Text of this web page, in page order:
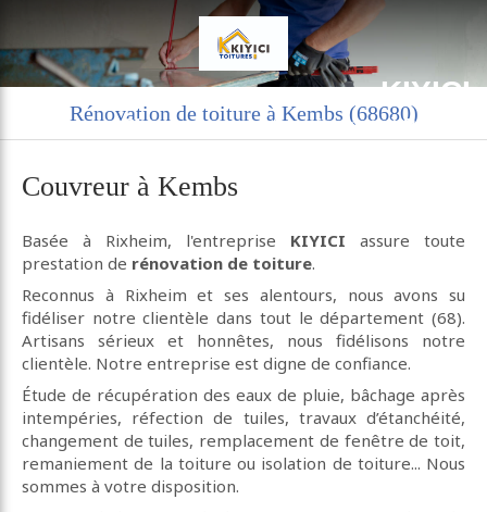
KIYICI
Charpente couverture zinguerie à Rixheim
Rénovation de toiture à Kembs (68680)
Couvreur à Kembs
Basée à Rixheim, l'entreprise KIYICI assure toute
prestation de rénovation de toiture.
Reconnus à Rixheim et ses alentours, nous avons su
fidéliser notre clientèle dans tout le département (68).
Artisans sérieux et honnêtes, nous fidélisons notre
clientèle. Notre entreprise est digne de confiance.
Étude de récupération des eaux de pluie, bâchage après
intempéries, réfection de tuiles, travaux d’étanchéité,
changement de tuiles, remplacement de fenêtre de toit,
remaniement de la toiture ou isolation de toiture... Nous
sommes à votre disposition.